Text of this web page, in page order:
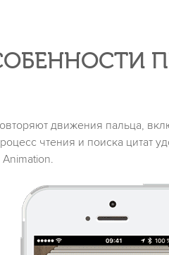
движения пальца,
чтения и поиска цитат